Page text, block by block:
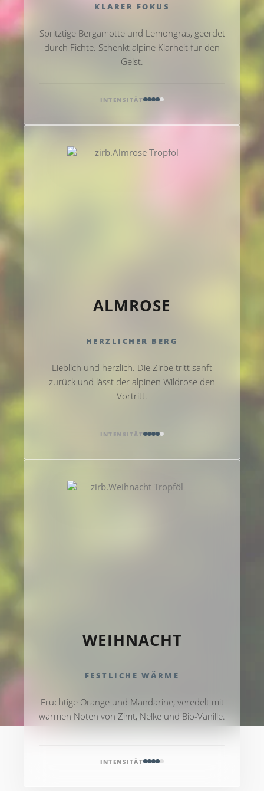
KLARER FOKUS
Spritztige Bergamotte und Lemongras, geerdet
durch Fichte. Schenkt alpine Klarheit für den
Geist.
INTENSITÄT
ALMROSE
HERZLICHER BERG
Lieblich und herzlich. Die Zirbe tritt sanft
zurück und lässt der alpinen Wildrose den
Vortritt.
INTENSITÄT
WEIHNACHT
FESTLICHE WÄRME
Fruchtige Orange und Mandarine, veredelt mit
warmen Noten von Zimt, Nelke und Bio-Vanille.
INTENSITÄT